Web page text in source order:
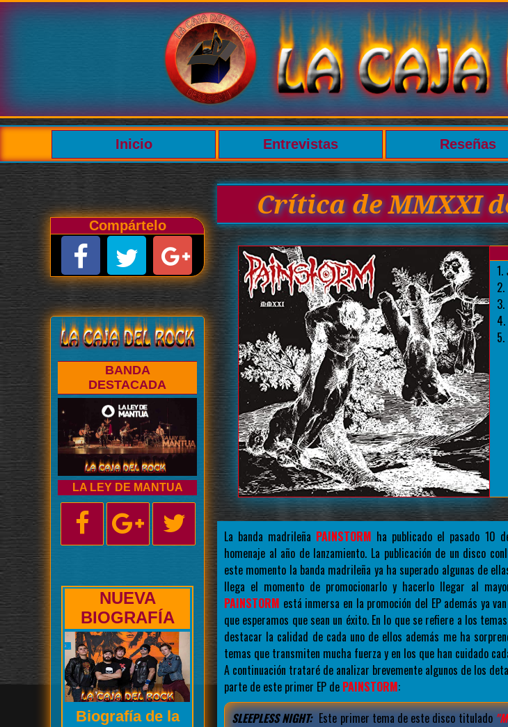
Inicio Entrevistas Reseñas
BANDA
DESTACADA
LA LEY DE MANTUA
NUEVA
ENTREVISTA
Entrevista de La
Crítica de MMXXI
Compártelo
1.
2.
3.
4.
5.
La banda madrileña PAINSTORM ha publicado el pasado 10
homenaje al año de lanzamiento. La publicación de un disco
este momento la banda madrileña ya ha superado algunas de
llega el momento de promocionarlo y hacerlo llegar al
PAINSTORM está inmersa en la promoción del EP además ya
que esperamos que sean un éxito. En lo que se refiere a los
destacar la calidad de cada uno de ellos además me ha
temas que transmiten mucha fuerza y en los que han cuidado
A continuación trataré de analizar brevemente algunos de los
parte de este primer EP de PAINSTORM:
SLEEPLESS NIGHT: Este primer tema de este disco titulado